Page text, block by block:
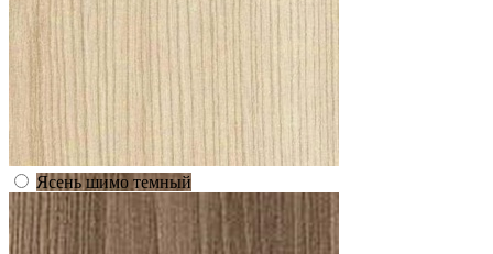
Ясень шимо темный